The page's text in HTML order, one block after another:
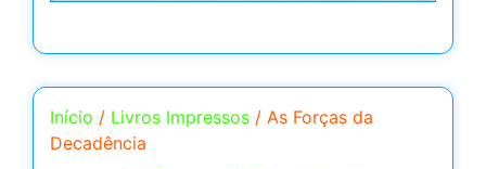
Início / Livros Impressos / As Forças da
Decadência